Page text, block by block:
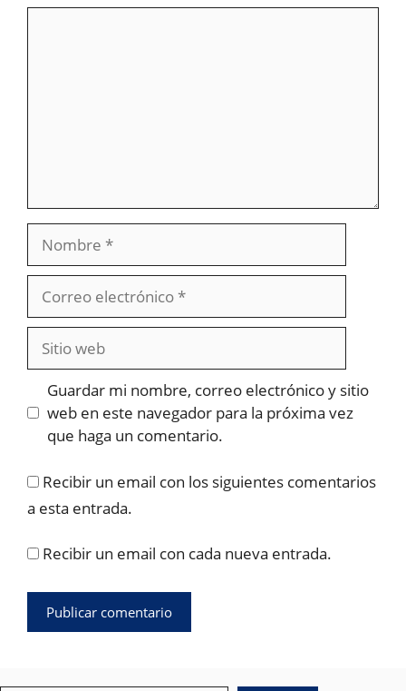
Nombre
electrónico
Sitio
web
Guardar mi nombre, correo electrónico y sitio
web en este navegador para la próxima vez
que haga un comentario.
Recibir un email con los siguientes comentarios
a esta entrada.
Recibir un email con cada nueva entrada.